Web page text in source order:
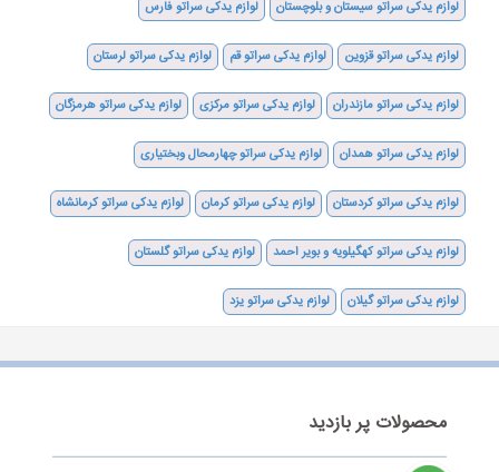
لوازم یدکی سراتو سیستان و بلوچستان لوازم یدکی سراتو فارس
لوازم یدکی سراتو قزوین لوازم یدکی سراتو قم لوازم یدکی سراتو لرستان
لوازم یدکی سراتو مازندران لوازم یدکی سراتو مرکزی لوازم یدکی سراتو هرمزگان
لوازم یدکی سراتو همدان لوازم یدکی سراتو چهارمحال وبختیاری
لوازم یدکی سراتو کردستان لوازم یدکی سراتو کرمان لوازم یدکی سراتو کرمانشاه
لوازم یدکی سراتو کهگیلویه و بویر احمد لوازم یدکی سراتو گلستان
لوازم یدکی سراتو گیلان لوازم یدکی سراتو یزد
محصولات پر بازدید